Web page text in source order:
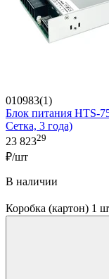
010983(1)
Блок питания HTS-
Сетка, 3 года)
23 82329
₽/шт
В наличии
Коробка (картон) 1